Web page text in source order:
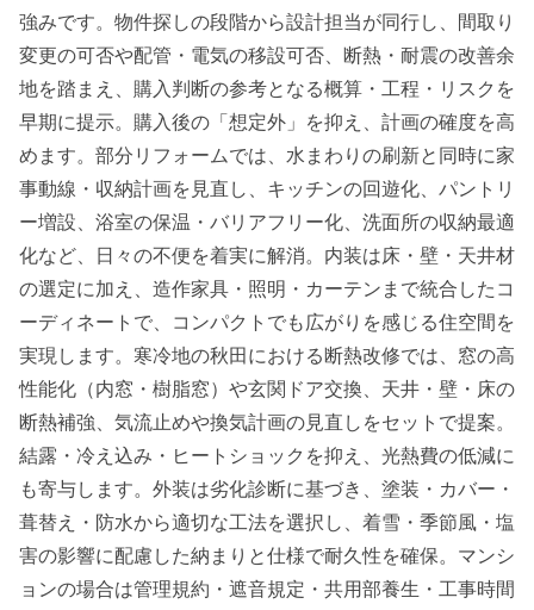
強みです。物件探しの段階から設計担当が同行し、間取り
変更の可否や配管・電気の移設可否、断熱・耐震の改善余
地を踏まえ、購入判断の参考となる概算・工程・リスクを
早期に提示。購入後の「想定外」を抑え、計画の確度を高
めます。部分リフォームでは、水まわりの刷新と同時に家
事動線・収納計画を見直し、キッチンの回遊化、パントリ
ー増設、浴室の保温・バリアフリー化、洗面所の収納最適
化など、日々の不便を着実に解消。内装は床・壁・天井材
の選定に加え、造作家具・照明・カーテンまで統合したコ
ーディネートで、コンパクトでも広がりを感じる住空間を
実現します。寒冷地の秋田における断熱改修では、窓の高
性能化（内窓・樹脂窓）や玄関ドア交換、天井・壁・床の
断熱補強、気流止めや換気計画の見直しをセットで提案。
結露・冷え込み・ヒートショックを抑え、光熱費の低減に
も寄与します。外装は劣化診断に基づき、塗装・カバー・
葺替え・防水から適切な工法を選択し、着雪・季節風・塩
害の影響に配慮した納まりと仕様で耐久性を確保。マンシ
ョンの場合は管理規約・遮音規定・共用部養生・工事時間